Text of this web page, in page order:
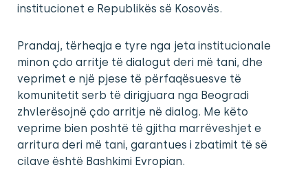
institucionet e Republikës së Kosovës.
Prandaj, tërheqja e tyre nga jeta institucionale
minon çdo arritje të dialogut deri më tani, dhe
veprimet e një pjese të përfaqësuesve të
komunitetit serb të dirigjuara nga Beogradi
zhvlerësojnë çdo arritje në dialog. Me këto
veprime bien poshtë të gjitha marrëveshjet e
arritura deri më tani, garantues i zbatimit të së
cilave është Bashkimi Evropian.